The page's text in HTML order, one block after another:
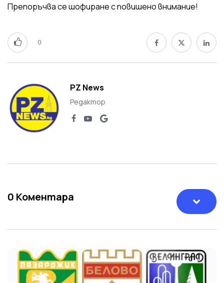
Препоръчва се шофиране с повишено внимание!
0
PZ News
Редактор
0 Коментара